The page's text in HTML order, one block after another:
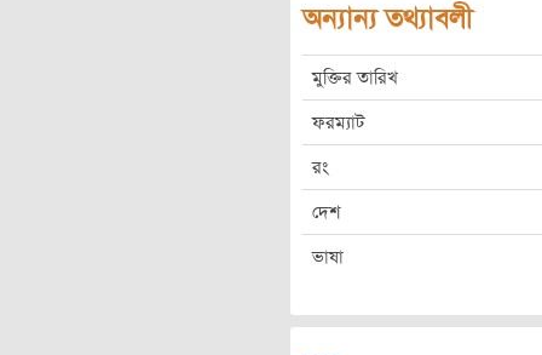
অন্যান্য তথ্যাবলী
মুক্তির তারিখ
ফরম্যাট
রং
দেশ
ভাষা